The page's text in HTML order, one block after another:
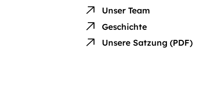
Unser Team
Geschichte
Unsere Satzung (PDF)